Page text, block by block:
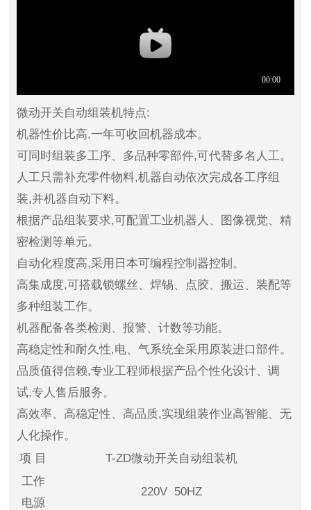
微动开关自动组装机特点:
机器性价比高,一年可收回机器成本。
可同时组装多工序、多品种零部件,可代替多名人工。
人工只需补充零件物料,机器自动依次完成各工序组
装,并机器自动下料。
根据产品组装要求,可配置工业机器人、图像视觉、精
密检测等单元。
自动化程度高,采用日本可编程控制器控制。
高集成度,可搭载锁螺丝、焊锡、点胶、搬运、装配等
多种组装工作。
机器配备各类检测、报警、计数等功能。
高稳定性和耐久性,电、气系统全采用原装进口部件。
品质值得信赖,专业工程师根据产品个性化设计、调
试,专人售后服务。
高效率、高稳定性、高品质,实现组装作业高智能、无
人化操作。
项 目
T-ZD微动开关自动组装机
工作
电源
220V 50HZ